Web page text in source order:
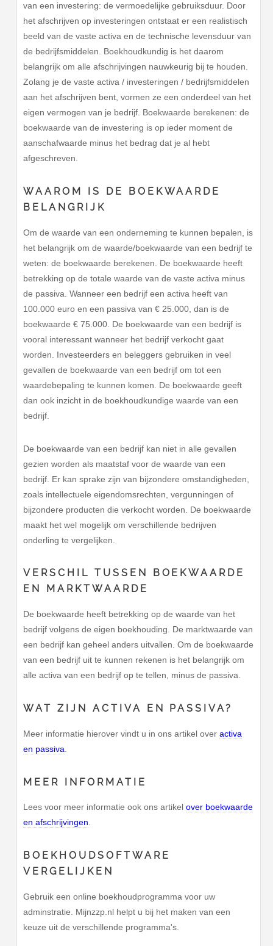
van een investering: de vermoedelijke gebruiksduur. Door
het afschrijven op investeringen ontstaat er een realistisch
beeld van de vaste activa en de technische levensduur van
de bedrijfsmiddelen. Boekhoudkundig is het daarom
belangrijk om alle afschrijvingen nauwkeurig bij te houden.
Zolang je de vaste activa / investeringen / bedrijfsmiddelen
aan het afschrijven bent, vormen ze een onderdeel van het
eigen vermogen van je bedrijf. Boekwaarde berekenen: de
boekwaarde van de investering is op ieder moment de
aanschafwaarde minus het bedrag dat je al hebt
afgeschreven.
WAAROM IS DE BOEKWAARDE
BELANGRIJK
Om de waarde van een onderneming te kunnen bepalen, is
het belangrijk om de waarde/boekwaarde van een bedrijf te
weten: de boekwaarde berekenen. De boekwaarde heeft
betrekking op de totale waarde van de vaste activa minus
de passiva. Wanneer een bedrijf een activa heeft van
100.000 euro en een passiva van € 25.000, dan is de
boekwaarde € 75.000. De boekwaarde van een bedrijf is
vooral interessant wanneer het bedrijf verkocht gaat
worden. Investeerders en beleggers gebruiken in veel
gevallen de boekwaarde van een bedrijf om tot een
waardebepaling te kunnen komen. De boekwaarde geeft
dan ook inzicht in de boekhoudkundige waarde van een
bedrijf.
De boekwaarde van een bedrijf kan niet in alle gevallen
gezien worden als maatstaf voor de waarde van een
bedrijf. Er kan sprake zijn van bijzondere omstandigheden,
zoals intellectuele eigendomsrechten, vergunningen of
bijzondere producten die verkocht worden. De boekwaarde
maakt het wel mogelijk om verschillende bedrijven
onderling te vergelijken.
VERSCHIL TUSSEN BOEKWAARDE
EN MARKTWAARDE
De boekwaarde heeft betrekking op de waarde van het
bedrijf volgens de eigen boekhouding. De marktwaarde van
een bedrijf kan geheel anders uitvallen. Om de boekwaarde
van een bedrijf uit te kunnen rekenen is het belangrijk om
alle activa van een bedrijf op te tellen, minus de passiva.
WAT ZIJN ACTIVA EN PASSIVA?
Meer informatie hierover vindt u in ons artikel overactiva
en passiva
MEER INFORMATIE
Lees voor meer informatie ook ons artikelover boekwaarde
en afschrijvingen.
BOEKHOUDSOFTWARE
VERGELIJKEN
Gebruik een online boekhoudprogramma voor uw
adminstratie. Mijnzzp.nl helpt u bij het maken van een
keuze uit de verschillende programma's.